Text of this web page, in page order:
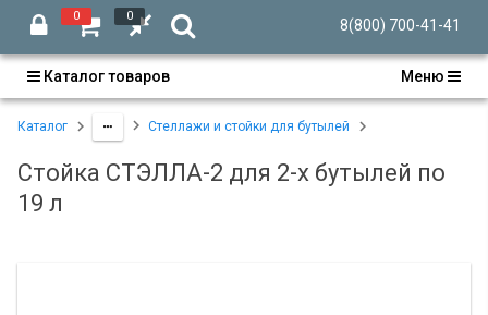
0 0
8(800) 700-41-41
Каталог товаров Меню
Каталог Стеллажи и стойки для бутылей
Стойка СТЭЛЛА-2 для 2-х бутылей по
19 л